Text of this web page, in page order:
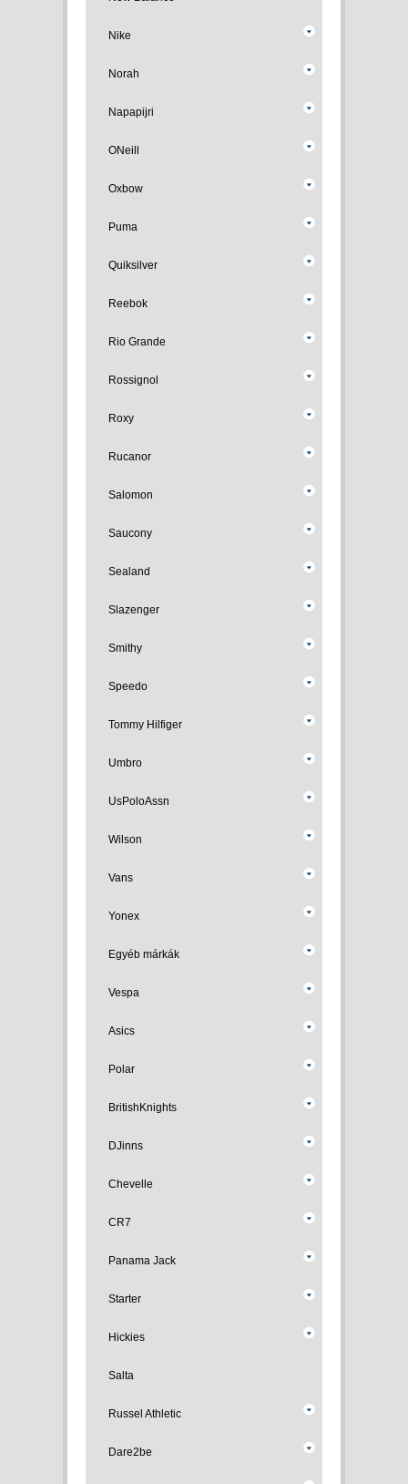
Nike
Norah
Napapijri
ONeill
Oxbow
Puma
Quiksilver
Reebok
Rio Grande
Rossignol
Roxy
Rucanor
Salomon
Saucony
Sealand
Slazenger
Smithy
Speedo
Tommy Hilfiger
Umbro
UsPoloAssn
Wilson
Vans
Yonex
Egyéb márkák
Vespa
Asics
Polar
BritishKnights
DJinns
Chevelle
CR7
Panama Jack
Starter
Hickies
Salta
Russel Athletic
Dare2be